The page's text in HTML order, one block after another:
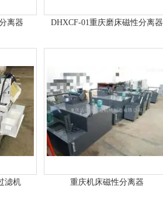
离器 DHXCF-01重庆磨床磁性分离器
滤机 重庆机床磁性分离器